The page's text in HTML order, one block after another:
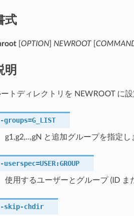
式
[ OPTION] NEWROOT[
明
ートディレクトリを NEWROOT に
groups=G_LIST
g1,g2,..,gN と追加グループを指定し
userspec=USER:GROUP
使用するユーザーとグループ (ID ま
skip-chdir